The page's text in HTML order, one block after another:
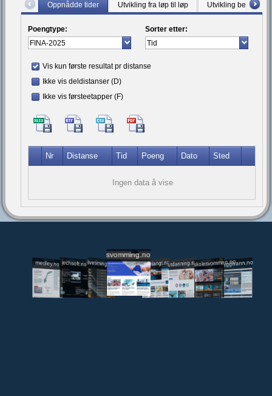
Oppnådde tider Utvikling fra løp til løp Utvikling bestetid
Poengtype: Sorter etter:
Vis kun første resultat pr distanse
Ikke vis deldistanser (D)
Ikke vis førsteetapper (F)
Nr Distanse Tid Poeng Dato Sted
Ingen data å vise
medley.no jechsoft.nolivetiming.medley.no
svomming.no
svomlangt.noutdanning.svomming.no
skolesvommen.notryggivann.no